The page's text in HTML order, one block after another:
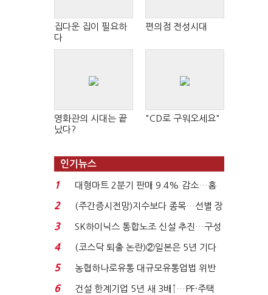
집다운 집이 필요하
다
편의점 전성시대
영화관의 시대는 끝
났다?
"CD로 구워오세요"
인기뉴스
1
대형마트 2분기 판매 9.4% 감소…홈
플러스 사태 여파...
2
(주간증시전망)지수보다 종목…선별 장
세 이어진다...
3
SK하이닉스 통합노조 신설 추진…구성
원 간 성과급 불...
4
(코스닥 퇴출 논란)②일본은 5년 기다
려주는데 우리는 ...
5
농협하나로유통 대규모유통업법 위반
적발…공정위, 과...
6
건설 한계기업 5년 새 3배↑…PF·주택